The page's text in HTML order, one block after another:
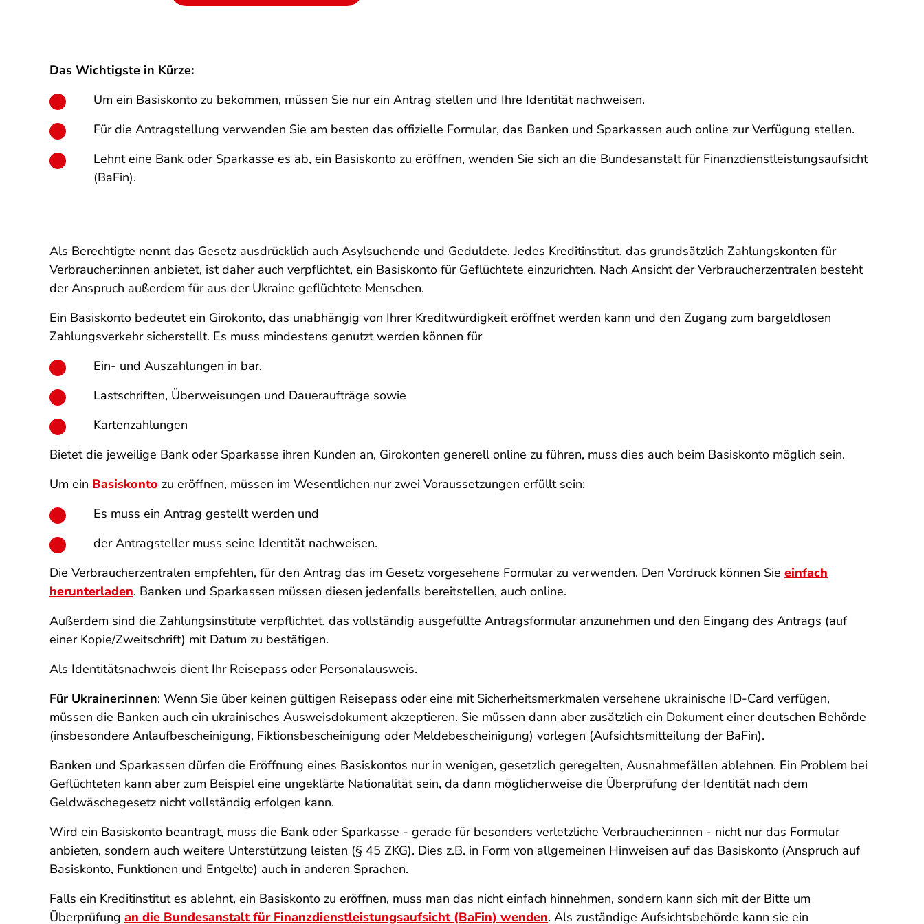
Das Wichtigste in Kürze:
Um ein Basiskonto zu bekommen, müssen Sie nur ein Antrag stellen und Ihre Identität nachweisen.
Für die Antragstellung verwenden Sie am besten das offizielle Formular, das Banken und Sparkassen auch online zur Verfügung stellen.
Lehnt eine Bank oder Sparkasse es ab, ein Basiskonto zu eröffnen, wenden Sie sich an die Bundesanstalt für Finanzdienstleistungsaufsicht
(BaFin).
Als Berechtigte nennt das Gesetz ausdrücklich auch Asylsuchende und Geduldete. Jedes Kreditinstitut, das grundsätzlich Zahlungskonten für
Verbraucher:innen anbietet, ist daher auch verpflichtet, ein Basiskonto für Geflüchtete einzurichten. Nach Ansicht der Verbraucherzentralen besteht
der Anspruch außerdem für aus der Ukraine geflüchtete Menschen.
Ein Basiskonto bedeutet ein Girokonto, das unabhängig von Ihrer Kreditwürdigkeit eröffnet werden kann und den Zugang zum bargeldlosen
Zahlungsverkehr sicherstellt. Es muss mindestens genutzt werden können für
Ein- und Auszahlungen in bar,
Lastschriften, Überweisungen und Daueraufträge sowie
Kartenzahlungen
Bietet die jeweilige Bank oder Sparkasse ihren Kunden an, Girokonten generell online zu führen, muss dies auch beim Basiskonto möglich sein.
Um ein Basiskonto zu eröffnen, müssen im Wesentlichen nur zwei Voraussetzungen erfüllt sein:
Es muss ein Antrag gestellt werden und
der Antragsteller muss seine Identität nachweisen.
Die Verbraucherzentralen empfehlen, für den Antrag das im Gesetz vorgesehene Formular zu verwenden. Den Vordruck können Sie einfach
herunterladen. Banken und Sparkassen müssen diesen jedenfalls bereitstellen, auch online.
Außerdem sind die Zahlungsinstitute verpflichtet, das vollständig ausgefüllte Antragsformular anzunehmen und den Eingang des Antrags (auf
einer Kopie/Zweitschrift) mit Datum zu bestätigen.
Als Identitätsnachweis dient Ihr Reisepass oder Personalausweis.
Für Ukrainer:innen: Wenn Sie über keinen gültigen Reisepass oder eine mit Sicherheitsmerkmalen versehene ukrainische ID-Card verfügen,
müssen die Banken auch ein ukrainisches Ausweisdokument akzeptieren. Sie müssen dann aber zusätzlich ein Dokument einer deutschen Behörde
(insbesondere Anlaufbescheinigung, Fiktionsbescheinigung oder Meldebescheinigung) vorlegen (Aufsichtsmitteilung der BaFin).
Banken und Sparkassen dürfen die Eröffnung eines Basiskontos nur in wenigen, gesetzlich geregelten, Ausnahmefällen ablehnen. Ein Problem bei
Geflüchteten kann aber zum Beispiel eine ungeklärte Nationalität sein, da dann möglicherweise die Überprüfung der Identität nach dem
Geldwäschegesetz nicht vollständig erfolgen kann.
Wird ein Basiskonto beantragt, muss die Bank oder Sparkasse - gerade für besonders verletzliche Verbraucher:innen - nicht nur das Formular
anbieten, sondern auch weitere Unterstützung leisten (§ 45 ZKG). Dies z.B. in Form von allgemeinen Hinweisen auf das Basiskonto (Anspruch auf
Basiskonto, Funktionen und Entgelte) auch in anderen Sprachen.
Falls ein Kreditinstitut es ablehnt, ein Basiskonto zu eröffnen, muss man das nicht einfach hinnehmen, sondern kann sich mit der Bitte um
Überprüfung an die Bundesanstalt für Finanzdienstleistungsaufsicht (BaFin) wenden. Als zuständige Aufsichtsbehörde kann sie ein